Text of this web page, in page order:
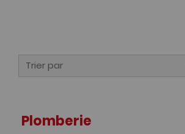
Trier par
Plomberie